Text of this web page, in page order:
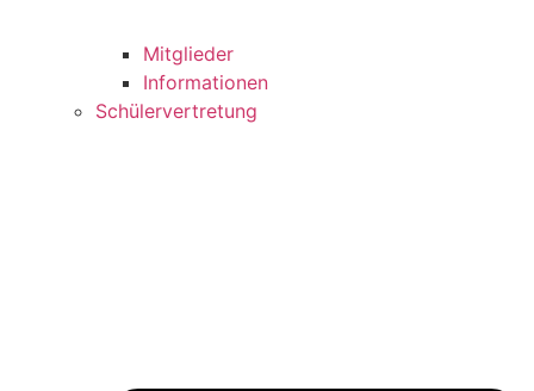
Mitglieder
Informationen
Schülervertretung